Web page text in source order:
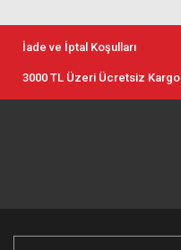
İade ve İptal Koşulları
3000 TL Üzeri Ücretsiz Kargo